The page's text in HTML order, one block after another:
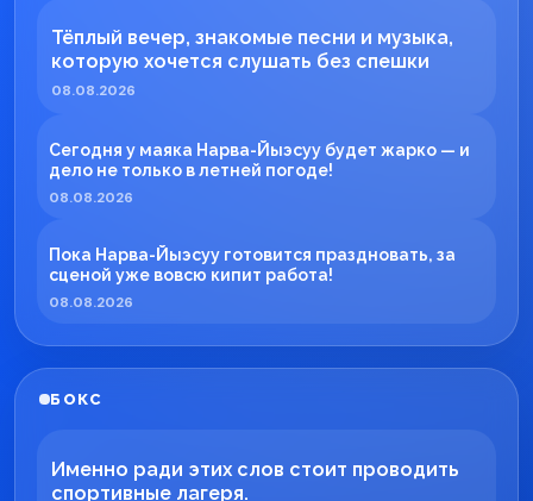
Тёплый вечер, знакомые песни и музыка,
которую хочется слушать без спешки
08.08.2026
Сегодня у маяка Нарва-Йыэсуу будет жарко — и
дело не только в летней погоде!
08.08.2026
Пока Нарва-Йыэсуу готовится праздновать, за
сценой уже вовсю кипит работа!
08.08.2026
БОКС
Именно ради этих слов стоит проводить
спортивные лагеря.